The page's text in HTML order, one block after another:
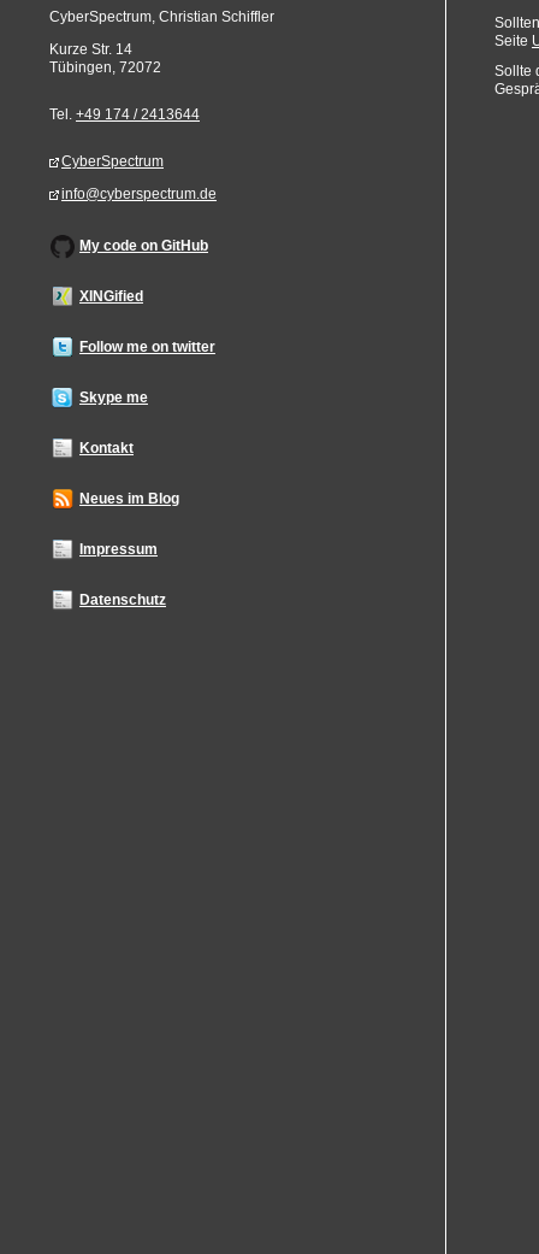
Seite
Sollte
CyberSpectrum, Christian Schiffler
Kurze Str. 14
Tübingen, 72072
Tel. +49 174 / 2413644
CyberSpectrum
info@cyberspectrum.de
My code on GitHub
XINGified
Follow me on twitter
Skype me
Kontakt
Neues im Blog
Impressum
Datenschutz